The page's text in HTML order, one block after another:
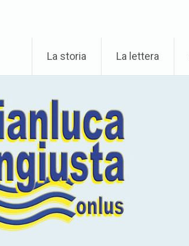
La storia La lettera